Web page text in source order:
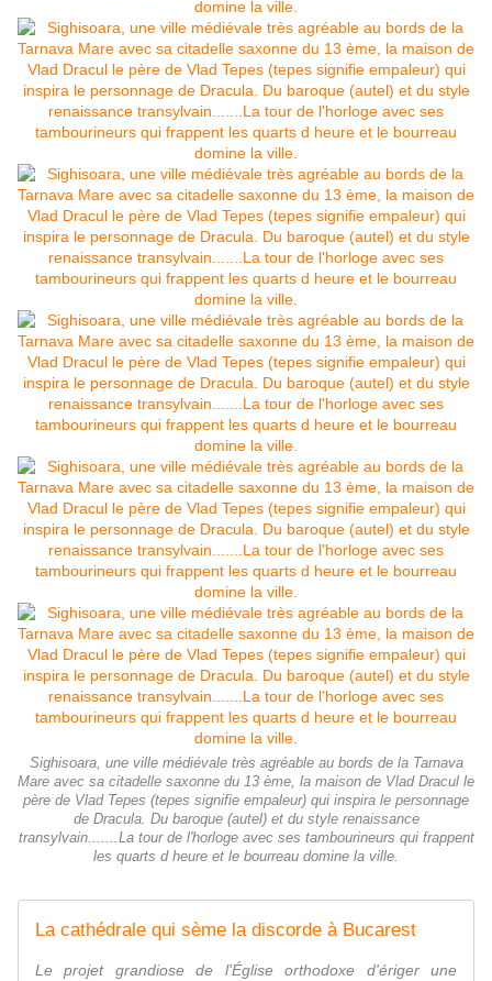
Sighisoara, une ville médiévale très agréable au bords de la Tarnava
Mare avec sa citadelle saxonne du 13 ème, la maison de Vlad Dracul le
père de Vlad Tepes (tepes signifie empaleur) qui inspira le personnage
de Dracula. Du baroque (autel) et du style renaissance
transylvain.......La tour de l'horloge avec ses tambourineurs qui frappent
les quarts d heure et le bourreau domine la ville.
La cathédrale qui sème la discorde à Bucarest
Le projet grandiose de l'Église orthodoxe d'ériger une